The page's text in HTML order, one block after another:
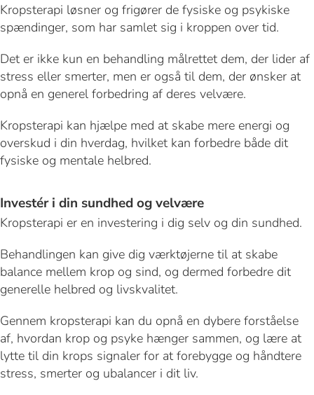
Kropsterapi løsner og frigører de fysiske og psykiske
spændinger, som har samlet sig i kroppen over tid.
Det er ikke kun en behandling målrettet dem, der lider af
stress eller smerter, men er også til dem, der ønsker at
opnå en generel forbedring af deres velvære.
Kropsterapi kan hjælpe med at skabe mere energi og
overskud i din hverdag, hvilket kan forbedre både dit
fysiske og mentale helbred.
Investér i din sundhed og velvære
Kropsterapi er en investering i dig selv og din sundhed.
Behandlingen kan give dig værktøjerne til at skabe
balance mellem krop og sind, og dermed forbedre dit
generelle helbred og livskvalitet.
Gennem kropsterapi kan du opnå en dybere forståelse
af, hvordan krop og psyke hænger sammen, og lære at
lytte til din krops signaler for at forebygge og håndtere
stress, smerter og ubalancer i dit liv.